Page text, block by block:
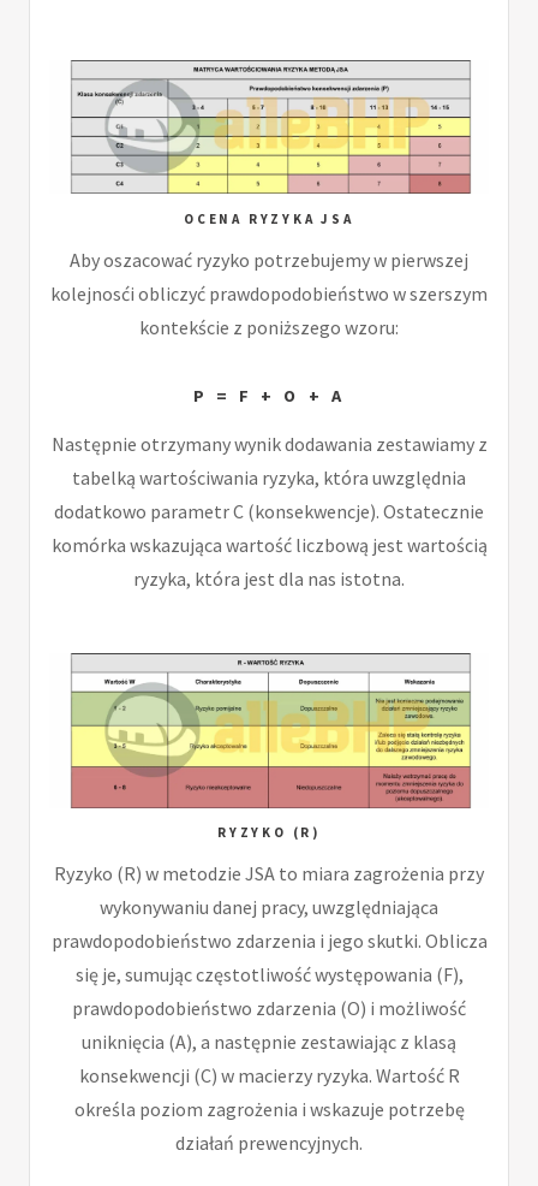
OCENA RYZYKA JSA
Aby oszacować ryzyko potrzebujemy w pierwszej
kolejnosći obliczyć prawdopodobieństwo w szerszym
kontekście z poniższego wzoru:
P = F + O + A
Następnie otrzymany wynik dodawania zestawiamy z
tabelką wartościwania ryzyka, która uwzględnia
dodatkowo parametr C (konsekwencje). Ostatecznie
komórka wskazująca wartość liczbową jest wartością
ryzyka, która jest dla nas istotna.
RYZYKO (R)
Ryzyko (R) w metodzie JSA to miara zagrożenia przy
wykonywaniu danej pracy, uwzględniająca
prawdopodobieństwo zdarzenia i jego skutki. Oblicza
się je, sumując częstotliwość występowania (F),
prawdopodobieństwo zdarzenia (O) i możliwość
uniknięcia (A), a następnie zestawiając z klasą
konsekwencji (C) w macierzy ryzyka. Wartość R
określa poziom zagrożenia i wskazuje potrzebę
działań prewencyjnych.